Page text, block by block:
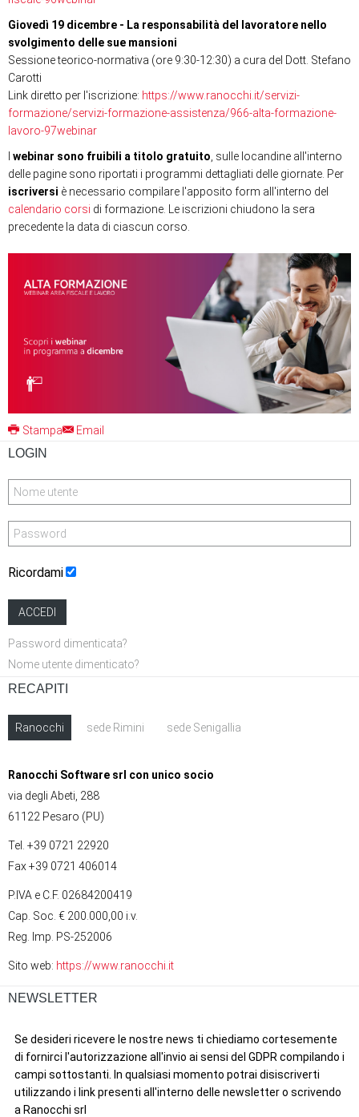
Giovedì 19 dicembre - La responsabilità del lavoratore nello
svolgimento delle sue mansioni
Sessione teorico-normativa (ore 9:30-12:30) a cura del Dott. Stefano
Carotti
Link diretto per l'iscrizione: https://www.ranocchi.it/servizi-
formazione/servizi-formazione-assistenza/966-alta-formazione-
lavoro-97webinar
webinar sono fruibili a titolo gratuito , sulle locandine all'interno
delle pagine sono riportati i programmi dettagliati delle giornate. Per
iscriversi è necessario compilare l'apposito form all'interno del
calendario corsi di formazione. Le iscrizioni chiudono la sera
precedente la data di ciascun corso.
Stampa Email
LOGIN
Ricordami
ACCEDI
Password dimenticata?
Nome utente dimenticato?
RECAPITI
Ranocchi sede Rimini sede Senigallia
Ranocchi Software srl con unico socio
via degli Abeti, 288
61122 Pesaro (PU)
Tel. +39 0721 22920
Fax +39 0721 406014
P.IVA e C.F. 02684200419
Cap. Soc. € 200.000,00 i.v.
Reg. Imp. PS-252006
Sito web: https://www.ranocchi.it
NEWSLETTER